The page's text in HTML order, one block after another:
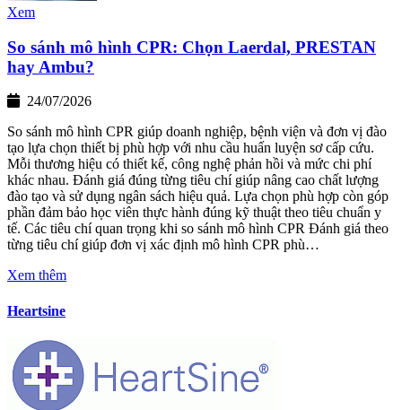
Xem
So sánh mô hình CPR: Chọn Laerdal, PRESTAN
hay Ambu?
24/07/2026
So sánh mô hình CPR giúp doanh nghiệp, bệnh viện và đơn vị đào
tạo lựa chọn thiết bị phù hợp với nhu cầu huấn luyện sơ cấp cứu.
Mỗi thương hiệu có thiết kế, công nghệ phản hồi và mức chi phí
khác nhau. Đánh giá đúng từng tiêu chí giúp nâng cao chất lượng
đào tạo và sử dụng ngân sách hiệu quả. Lựa chọn phù hợp còn góp
phần đảm bảo học viên thực hành đúng kỹ thuật theo tiêu chuẩn y
tế. Các tiêu chí quan trọng khi so sánh mô hình CPR Đánh giá theo
từng tiêu chí giúp đơn vị xác định mô hình CPR phù…
Xem thêm
Heartsine